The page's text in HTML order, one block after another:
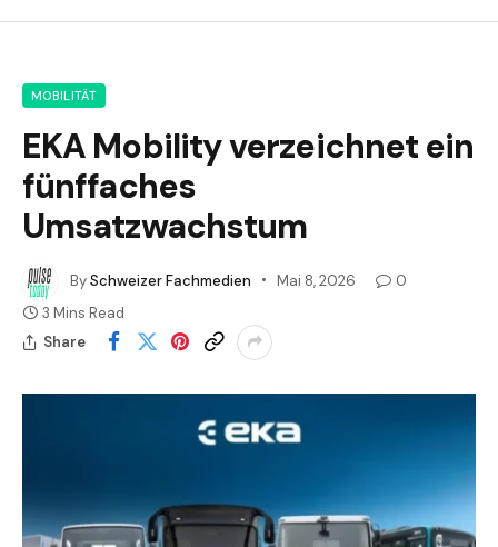
MOBILITÄT
EKA Mobility verzeichnet ein
fünffaches
Umsatzwachstum
BySchweizer Fachmedien Mai 8, 2026
0
3 Mins Read
Share